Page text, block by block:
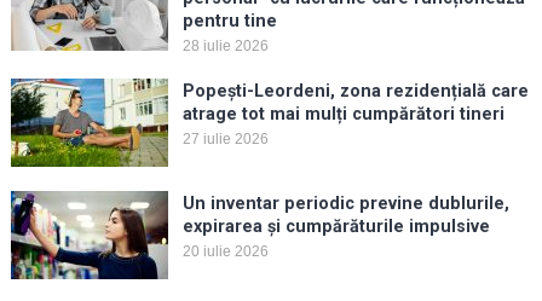
pentru tine
28 iulie 2026
Popești-Leordeni, zona rezidențială care
atrage tot mai mulți cumpărători tineri
27 iulie 2026
Un inventar periodic previne dublurile,
expirarea și cumpărăturile impulsive
20 iulie 2026